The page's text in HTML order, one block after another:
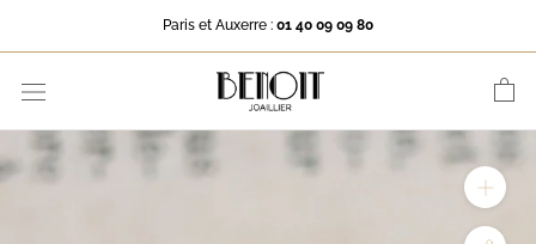
Paris et Auxerre : 01 40 09 09 80